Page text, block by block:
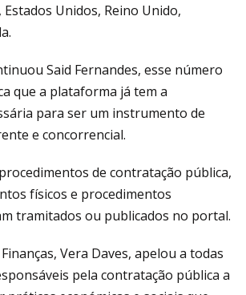
Estados Unidos, Reino Unido,
Said Fernandes, esse número
que a plataforma já tem a
para ser um instrumento de
e concorrencial.
de contratação pública,
físicos e procedimentos
tramitados ou publicados no portal.
Vera Daves, apelou a todas
pela contratação pública a